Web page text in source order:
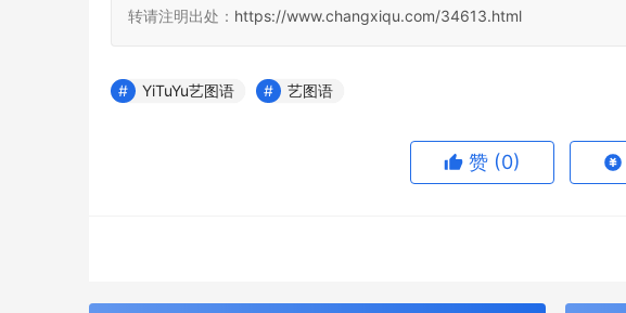
转请注明出处： https://www.changxiqu.com/34613.html
YiTuYu艺图语 艺图语
赞 (0)